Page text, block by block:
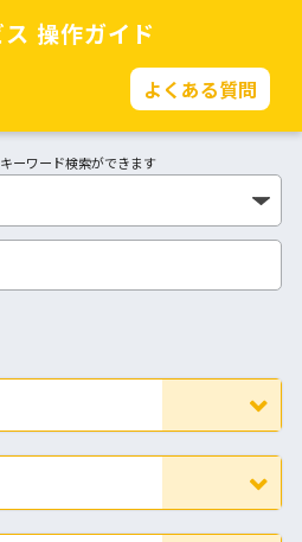
操作ガイド
よくある質問
ーワード検索ができます